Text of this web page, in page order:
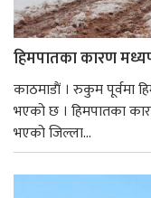
हिमपातका कारण
काठमाडाैं । रुकुम पूर्वमा
भएको छ । हिमपातका
भएको जिल्ला...